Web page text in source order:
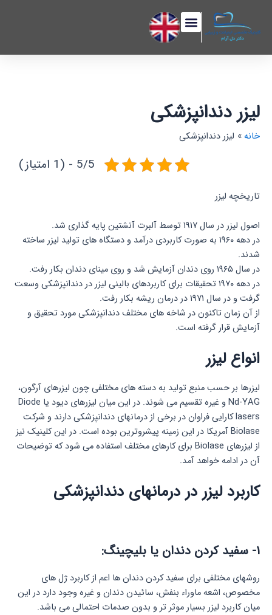
محتوا
فهرست
لیزر دندانپزشکی
خانه لیزر دندانپزشکی
5/5 - (1 امتیاز)
تاریخچه لیزر
اصول لیزر در سال ۱۹۱۷ توسط آلبرت آنشتین پایه گذاری شد.
در دهه ۱۹۶۰ به صورت کاربردی درآمد و دستگاه های تولید لیزر ساخته
شدند.
در سال ۱۹۶۵ روی دندان آزمایش شد و روی مینای دندان بکار رفت.
در دهه ۱۹۷۰ تحقیقات برای کاربردهای بالینی لیزر در دندانپزشکی وسعت
گرفت و در سال ۱۹۷۱ در درمان ریشه بکار رفت.
از آن زمان تاکنون در شاخه های مختلف دندانپزشکی مورد تحقیق و
آزمایش قرار گرفته است.
انواع لیزر
لیزرها بر حسب منبع تولید به دسته های مختلفی چون لیزرهای آرگون،
Nd-YAG و غیره تقسیم می شوند. در این میان لیزرهای دیود یا Diode
lasers کارایی فراوان در برخی از درمانهای دندانپزشکی دارند و شرکت
Biolase آمریکا در این زمینه پیشروترین بوده است. در این کلینیک نیز
از لیزرهای Biolase برای کارهای مختلف استفاده می شود که توضیحات
آن در ادامه خواهد آمد.
کاربرد لیزر در درمانهای دندانپزشکی
۱- سفید کردن دندان یا بلیچینگ:
روشهای مختلفی برای سفید کردن دندان ها اعم از کاربرد ژل های
مخصوص، اشعه ماوراء بنفش، سائیدن دندان و غیره وجود دارد در این
میان کاربرد لیزر بسیار موثر تر و بدون صدمات احتمالی می باشد.